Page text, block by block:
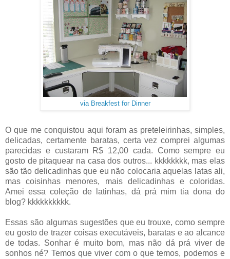
via Breakfest for Dinner
O que me conquistou aqui foram as preteleirinhas, simples,
delicadas, certamente baratas, certa vez comprei algumas
parecidas e custaram R$ 12,00 cada. Como sempre eu
gosto de pitaquear na casa dos outros... kkkkkkkk, mas elas
são tão delicadinhas que eu não colocaria aquelas latas ali,
mas coisinhas menores, mais delicadinhas e coloridas.
Amei essa coleção de latinhas, dá prá mim tia dona do
blog? kkkkkkkkkk.
Essas são algumas sugestões que eu trouxe, como sempre
eu gosto de trazer coisas executáveis, baratas e ao alcance
de todas. Sonhar é muito bom, mas não dá prá viver de
sonhos né? Temos que viver com o que temos, podemos e